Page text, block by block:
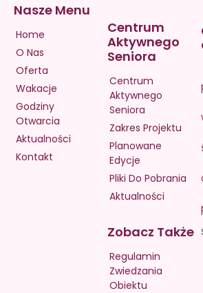
Nasze Menu
Home
O Nas
Oferta
Wakacje
Godziny
Otwarcia
Aktualności
Kontakt
Centrum
Aktywnego
Seniora
Centrum
Aktywnego
Seniora
Zakres Projektu
Planowane
Edycje
Pliki Do Pobrania
Aktualności
Zobacz Także
Regulamin
Zwiedzania
Obiektu